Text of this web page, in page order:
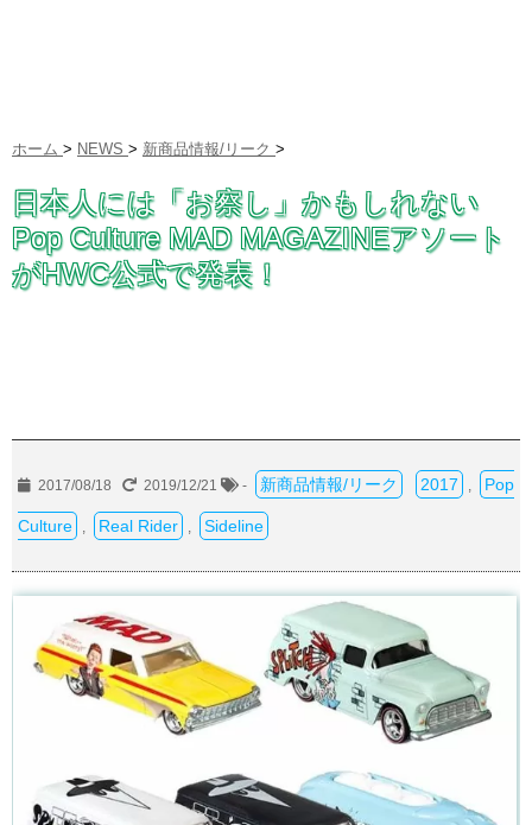
ホーム > NEWS > 新商品情報/リーク >
日本人には「お察し」かもしれない
Pop Culture MAD MAGAZINEアソート
がHWC公式で発表！
2017/08/18 2019/12/21 - 新商品情報/リーク 2017 Pop
Culture Real Rider Sideline